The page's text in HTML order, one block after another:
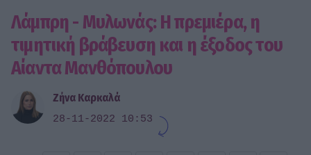
Λάμπρη - Μυλωνάς: Η πρεμιέρα, η
τιμητική βράβευση και η έξοδος του
Αίαντα Μανθόπουλου
Ζήνα Καρκαλά
28-11-2022 10:53